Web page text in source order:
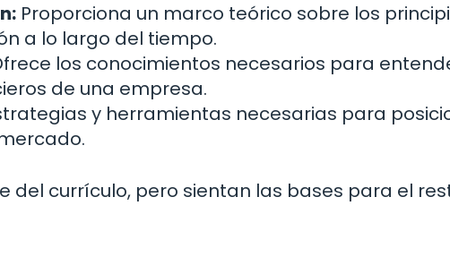
Proporciona un marco teórico sobre los
a lo largo del tiempo.
los conocimientos necesarios para
de una empresa.
y herramientas necesarias para
del currículo, pero sientan las bases para el